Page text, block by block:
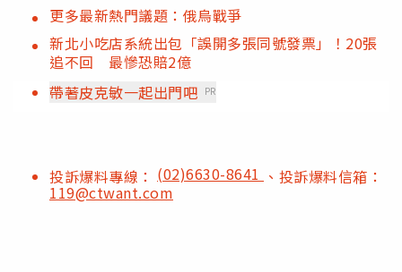
更多最新熱門議題：俄烏戰爭
新北小吃店系統出包「誤開多張同號發票」！20張
追不回 最慘恐賠2億
帶著皮克敏一起出門吧 PR
投訴爆料專線： (02)6630-8641 、投訴爆料信箱：
119@ctwant.com